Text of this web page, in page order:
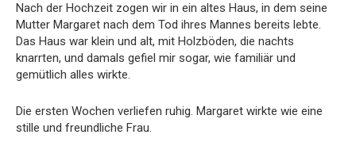
Nach der Hochzeit zogen wir in ein altes Haus, in dem seine
Mutter Margaret nach dem Tod ihres Mannes bereits lebte.
Das Haus war klein und alt, mit Holzböden, die nachts
knarrten, und damals gefiel mir sogar, wie familiär und
gemütlich alles wirkte.
Die ersten Wochen verliefen ruhig. Margaret wirkte wie eine
stille und freundliche Frau.